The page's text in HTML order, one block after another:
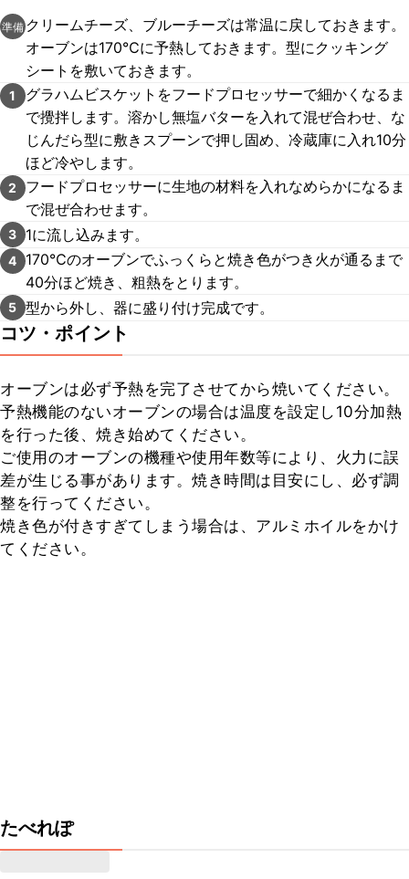
準備 クリームチーズ、ブルーチーズは常温に戻しておきます。
オーブンは170℃に予熱しておきます。型にクッキング
シートを敷いておきます。
1
グラハムビスケットをフードプロセッサーで細かくなるま
で攪拌します。溶かし無塩バターを入れて混ぜ合わせ、な
じんだら型に敷きスプーンで押し固め、冷蔵庫に入れ10分
ほど冷やします。
2
フードプロセッサーに生地の材料を入れなめらかになるま
で混ぜ合わせます。
3 1に流し込みます。
4
170℃のオーブンでふっくらと焼き色がつき火が通るまで
40分ほど焼き、粗熱をとります。
5 型から外し、器に盛り付け完成です。
コツ・ポイント
オーブンは必ず予熱を完了させてから焼いてください。
予熱機能のないオーブンの場合は温度を設定し10分加熱
を行った後、焼き始めてください。
ご使用のオーブンの機種や使用年数等により、火力に誤
差が生じる事があります。焼き時間は目安にし、必ず調
整を行ってください。
焼き色が付きすぎてしまう場合は、アルミホイルをかけ
てください。
たべれぽ